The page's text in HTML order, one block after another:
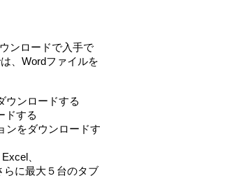
ンロードで入手で
、Wordファイルを
ウンロードする
ドする
ンをダウンロードす
、
らに最大５台のタブ